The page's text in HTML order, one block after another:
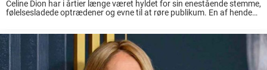
Celine Dion har i årtier længe været hyldet for sin enestående stemme,
følelsesladede optrædener og evne til at røre publikum. En af hendes